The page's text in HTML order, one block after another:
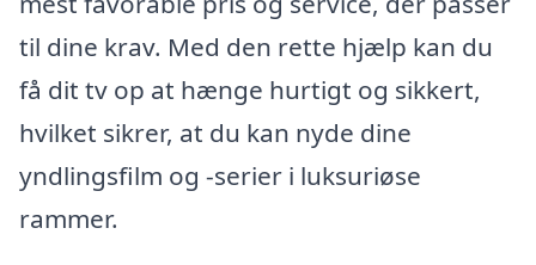
til dine krav. Med den rette hjælp kan du
få dit tv op at hænge hurtigt og sikkert,
hvilket sikrer, at du kan nyde dine
yndlingsfilm og -serier i luksuriøse
rammer.